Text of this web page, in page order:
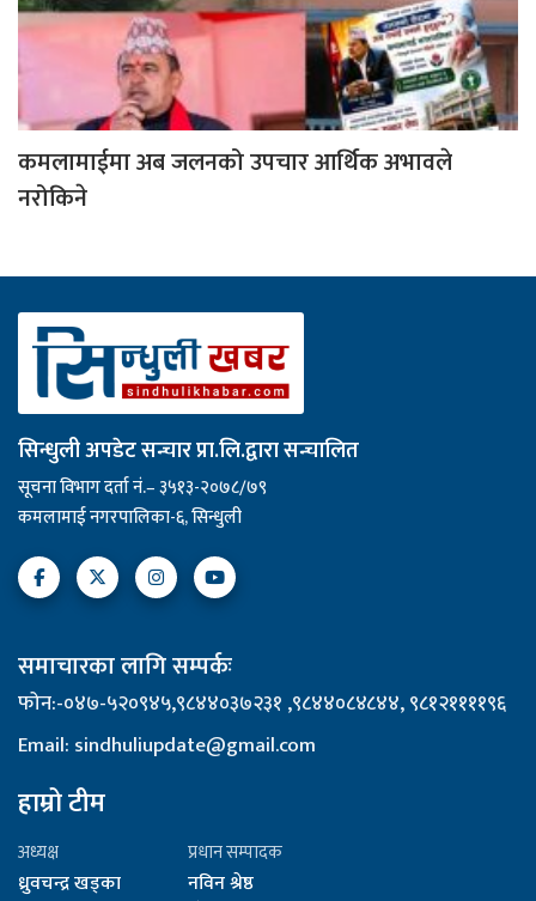
कमलामाईमा अब जलनको उपचार आर्थिक अभावले
नरोकिने
सिन्धुली अपडेट सन्चार प्रा.लि.द्वारा सन्चालित
सूचना विभाग दर्ता नं.– ३५१३-२०७८/७९
कमलामाई नगरपालिका-६, सिन्धुली
समाचारका लागि सम्पर्कः
फोन:-०४७-५२०९४५,९८४४०३७२३१ ,९८४४०८४८४४, ९८१२११११९६
Email: sindhuliupdate@gmail.com
हाम्रो टीम
अध्यक्ष
ध्रुवचन्द्र खड्का
प्रधान सम्पादक
नविन श्रेष्ठ